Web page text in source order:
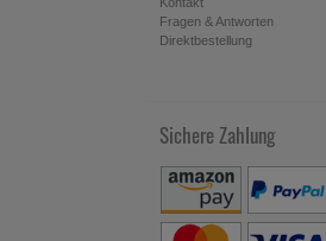
Fragen & Antworten
Direktbestellung
Sichere Zahlung